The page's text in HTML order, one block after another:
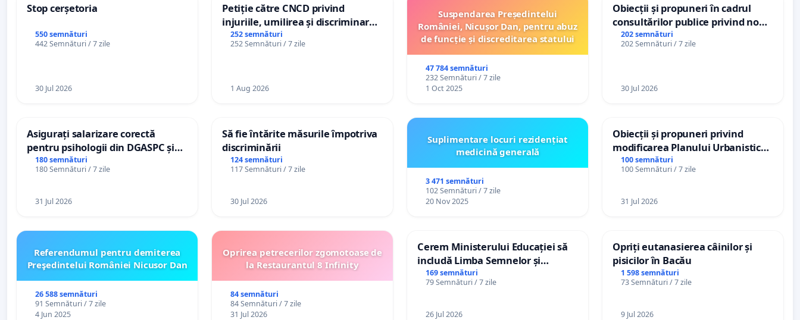
Stop cerșetoria
550 semnături
442 Semnături / 7 zile
30 Jul 2026
Petiție către CNCD privind
injuriile, umilirea și discriminarea
persoanelor cu dizabilități de
către utilizatorul TikTok „Gorici”
252 semnături
252 Semnături / 7 zile
1 Aug 2026
Suspendarea Președintelui
României, Nicușor Dan, pentru abuz
de funcție și discreditarea statului
47 784 semnături
232 Semnături / 7 zile
1 Oct 2025
Obiecții și propuneri în cadrul
consultărilor publice privind noul
Plan Urbanistic General (PUG)
Ialoveni
202 semnături
202 Semnături / 7 zile
30 Jul 2026
Asigurați salarizare corectă
pentru psihologii din DGASPC și
spitale
180 semnături
180 Semnături / 7 zile
31 Jul 2026
Să fie întărite măsurile împotriva
discriminării
124 semnături
117 Semnături / 7 zile
30 Jul 2026
Suplimentare locuri rezidențiat
medicină generală
3 471 semnături
102 Semnături / 7 zile
20 Nov 2025
Obiecții și propuneri privind
modificarea Planului Urbanistic
General al orașului Ialoveni
100 semnături
100 Semnături / 7 zile
31 Jul 2026
Referendumul pentru demiterea
Preşedintelui României Nicusor Dan
26 588 semnături
91 Semnături / 7 zile
4 Jun 2025
Oprirea petrecerilor zgomotoase de
la Restaurantul 8 Infinity
84 semnături
84 Semnături / 7 zile
31 Jul 2026
Cerem Ministerului Educației să
includă Limba Semnelor și
alfabetul Braille în școlile din
Republica Moldova!
169 semnături
79 Semnături / 7 zile
26 Jul 2026
Opriți eutanasierea câinilor și
pisicilor în Bacău
1 598 semnături
73 Semnături / 7 zile
9 Jul 2026